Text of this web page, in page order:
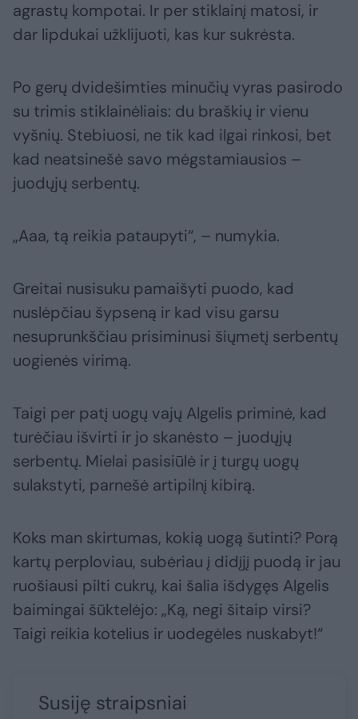
agrastų kompotai. Ir per stiklainį matosi, ir
dar lipdukai užklijuoti, kas kur sukrėsta.
Po gerų dvidešimties minučių vyras pasirodo
su trimis stiklainėliais: du braškių ir vienu
vyšnių. Stebiuosi, ne tik kad ilgai rinkosi, bet
kad neatsinešė savo mėgstamiausios –
juodųjų serbentų.
„Aaa, tą reikia pataupyti“, – numykia.
Greitai nusisuku pamaišyti puodo, kad
nuslėpčiau šypseną ir kad visu garsu
nesuprunkščiau prisiminusi šiųmetį serbentų
uogienės virimą.
Taigi per patį uogų vajų Algelis priminė, kad
turėčiau išvirti ir jo skanėsto – juodųjų
serbentų. Mielai pasisiūlė ir į turgų uogų
sulakstyti, parnešė artipilnį kibirą.
Koks man skirtumas, kokią uogą šutinti? Porą
kartų perploviau, subėriau į didįjį puodą ir jau
ruošiausi pilti cukrų, kai šalia išdygęs Algelis
baimingai šūktelėjo: „Ką, negi šitaip virsi?
Taigi reikia kotelius ir uodegėles nuskabyt!“
Susiję straipsniai